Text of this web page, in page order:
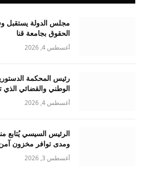
مجلس الدولة يستقبل
الحقوق بجامعة قنا
أغسطس 4, 2026
رئيس المحكمة
الوطني والقضائي الذي
أغسطس 4, 2026
الرئيس السيسي يُتابع
ومدى توافر مخزون
أغسطس 3, 2026